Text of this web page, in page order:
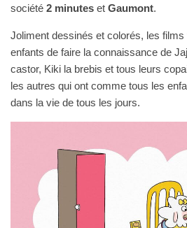
société 2 minutes et Gaumont.
Joliment dessinés et colorés, les
enfants de faire la connaissance de
castor, Kiki la brebis et tous leurs
les autres qui ont comme tous les
dans la vie de tous les jours.